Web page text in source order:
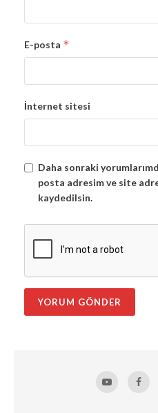
E-posta *
İnternet sitesi
Daha sonraki
posta adresim ve site
kaydedilsin.